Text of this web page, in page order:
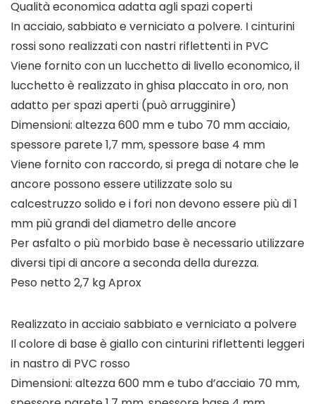
Qualità economica adatta agli spazi coperti
In acciaio, sabbiato e verniciato a polvere. I cinturini
rossi sono realizzati con nastri riflettenti in PVC
Viene fornito con un lucchetto di livello economico, il
lucchetto è realizzato in ghisa placcato in oro, non
adatto per spazi aperti (può arrugginire)
Dimensioni: altezza 600 mm e tubo 70 mm acciaio,
spessore parete 1,7 mm, spessore base 4 mm
Viene fornito con raccordo, si prega di notare che le
ancore possono essere utilizzate solo su
calcestruzzo solido e i fori non devono essere più di 1
mm più grandi del diametro delle ancore
Per asfalto o più morbido base è necessario utilizzare
diversi tipi di ancore a seconda della durezza.
Peso netto 2,7 kg Aprox
Realizzato in acciaio sabbiato e verniciato a polvere
Il colore di base è giallo con cinturini riflettenti leggeri
in nastro di PVC rosso
Dimensioni: altezza 600 mm e tubo d’acciaio 70 mm,